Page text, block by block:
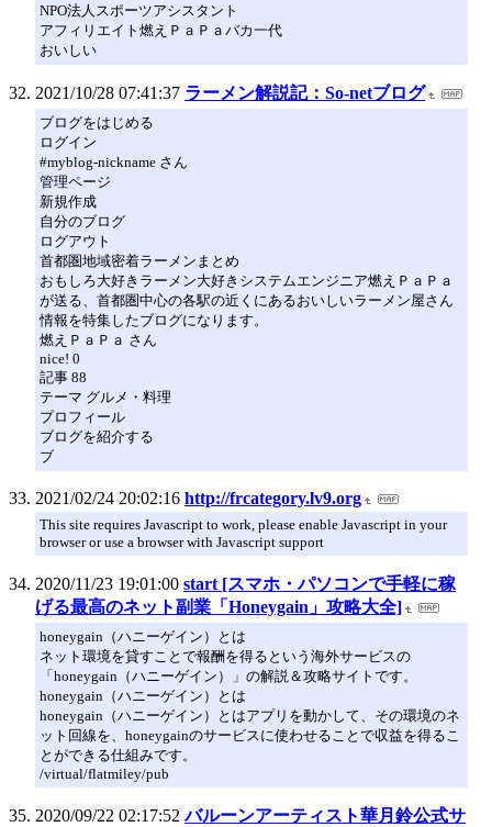
NPO法人スポーツアシスタント
アフィリエイト燃えＰａＰａバカ一代
おいしい
2021/10/28 07:41:37 ラーメン解説記：So-netブログ
ブログをはじめる
ログイン
#myblog-nickname さん
管理ページ
新規作成
自分のブログ
ログアウト
首都圏地域密着ラーメンまとめ
おもしろ大好きラーメン大好きシステムエンジニア燃えＰａＰａ
が送る、首都圏中心の各駅の近くにあるおいしいラーメン屋さん
情報を特集したブログになります。
燃えＰａＰａ さん
nice! 0
記事 88
テーマ グルメ・料理
プロフィール
ブログを紹介する
ブ
2021/02/24 20:02:16 http://frcategory.lv9.org
This site requires Javascript to work, please enable Javascript in your
browser or use a browser with Javascript support
2020/11/23 19:01:00 start [スマホ・パソコンで手軽に稼
げる最高のネット副業「Honeygain」攻略大全]
honeygain（ハニーゲイン）とは
ネット環境を貸すことで報酬を得るという海外サービスの
「honeygain（ハニーゲイン）」の解説＆攻略サイトです。
honeygain（ハニーゲイン）とは
honeygain（ハニーゲイン）とはアプリを動かして、その環境のネ
ット回線を、honeygainのサービスに使わせることで収益を得るこ
とができる仕組みです。
/virtual/flatmiley/pub
2020/09/22 02:17:52 バルーンアーティスト華月鈴公式サ